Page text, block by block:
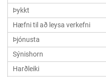
Þykkt
Hæfni til að leysa verkefni
Þjónusta
Sýnishorn
Harðleiki